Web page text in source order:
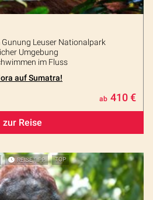
Leuser Nationalpark
Umgebung
im Fluss
auf Sumatra!
ab 410 €
zur Reise
REISETIPP TOP